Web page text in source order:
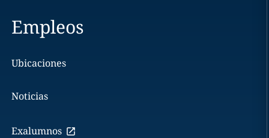
Empleos
Ubicaciones
Noticias
Exalumnos